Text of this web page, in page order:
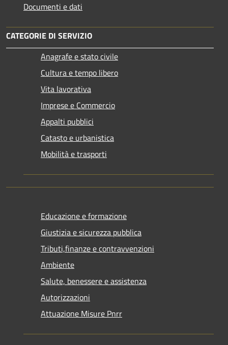
Documenti e dati
CATEGORIE DI SERVIZIO
Anagrafe e stato civile
Cultura e tempo libero
Vita lavorativa
Imprese e Commercio
Appalti pubblici
Catasto e urbanistica
Mobilità e trasporti
Educazione e formazione
Giustizia e sicurezza pubblica
Tributi,finanze e contravvenzioni
Ambiente
Salute, benessere e assistenza
Autorizzazioni
Attuazione Misure Pnrr